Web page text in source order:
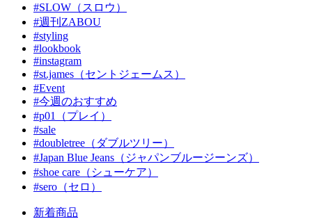
#SLOW（スロウ）
#週刊ZABOU
#styling
#lookbook
#instagram
#st.james（セントジェームス）
#Event
#今週のおすすめ
#p01（プレイ）
#sale
#doubletree（ダブルツリー）
#Japan Blue Jeans（ジャパンブルージーンズ）
#shoe care（シューケア）
#sero（セロ）
新着商品